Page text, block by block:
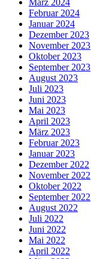
März 2024
Februar 2024
Januar 2024
Dezember 2023
November 2023
Oktober 2023
September 2023
August 2023
Juli 2023
Juni 2023
Mai 2023
April 2023
März 2023
Februar 2023
Januar 2023
Dezember 2022
November 2022
Oktober 2022
September 2022
August 2022
Juli 2022
Juni 2022
Mai 2022
April 2022